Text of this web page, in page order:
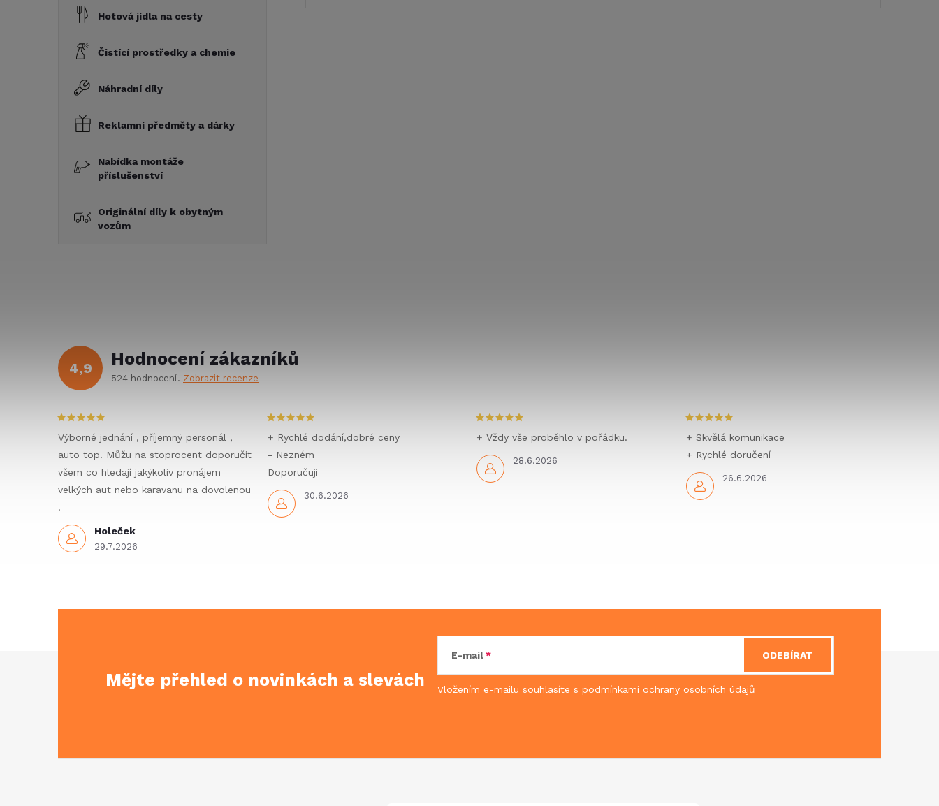
Hotová jídla na cesty
Čistící prostředky a chemie
Náhradní díly
Reklamní předměty a dárky
Nabídka montáže
příslušenství
Originální díly k obytným
vozům
4,9 Hodnocení zákazníků
524 hodnocení Zobrazit recenze
Holeček
29.7.2026
Výborné jednání , příjemný personál ,
auto top. Můžu na stoprocent doporučit
všem co hledají jakýkoliv pronájem
velkých aut nebo karavanu na dovolenou
.
30.6.2026
+ Rychlé dodání,dobré ceny
- Nezném
Doporučuji
28.6.2026
+ Vždy vše proběhlo v pořádku.
26.6.2026
+ Skvělá komunikace
+ Rychlé doručení
Mějte přehled o novinkách a slevách
E-mail
Vložením e-mailu souhlasíte s podmínkami ochrany osobních údajů
ODEBÍRAT